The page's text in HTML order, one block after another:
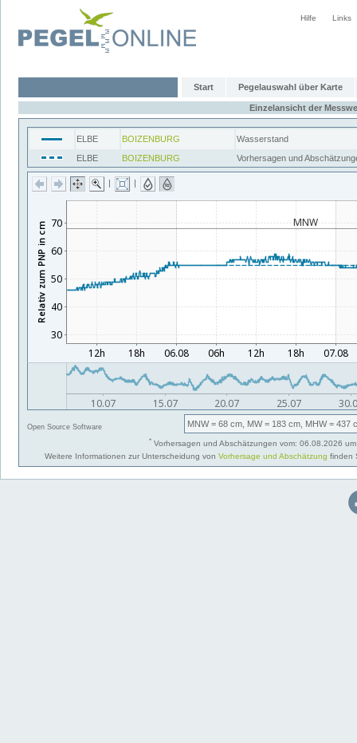
Hilfe Links
Start Pegelauswahl über Karte
Einzelansicht der
ELBE BOIZENBURG
Wasserstand
ELBE
BOIZENBURG Vorhersagen und
| |
Open Source Software MNW= 68 cm, MW= 183 cm, MHW= 437
* Vorhersagen und Abschätzungen vom: 06.08.2026
Weitere Informationen zur Unterscheidung von Vorhersage und Abschätzung finden